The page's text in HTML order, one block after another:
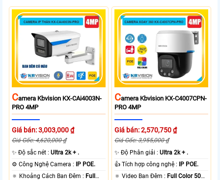
CAmera Kbvision KX-CAi4003N-
PRO 4MP
Giá bán: 3,003,000 ₫
Giá Gốc: 4,620,000 ₫
✨ Độ sắc nét :Ultra 2k + .
⚙ Công Nghệ Camera : IP POE.
🔅 Khoảng Cách Ban Đêm : Full
CAmera Kbvision KX-C4007CPN-
PRO 4MP
Giá bán: 2,570,750 ₫
Giá Gốc: 3,955,000 ₫
✨ Độ Phân giải :Ultra 2k + .
👍 Tích hợp công nghệ : IP POE.
🔅 Video Ban Đêm : Full Color 50m